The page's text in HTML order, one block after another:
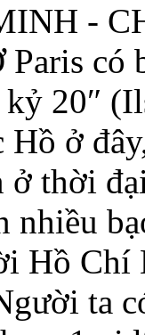
-
có
kỷ 20″
Hồ ở
ở thời
nhiều
Hồ
ta